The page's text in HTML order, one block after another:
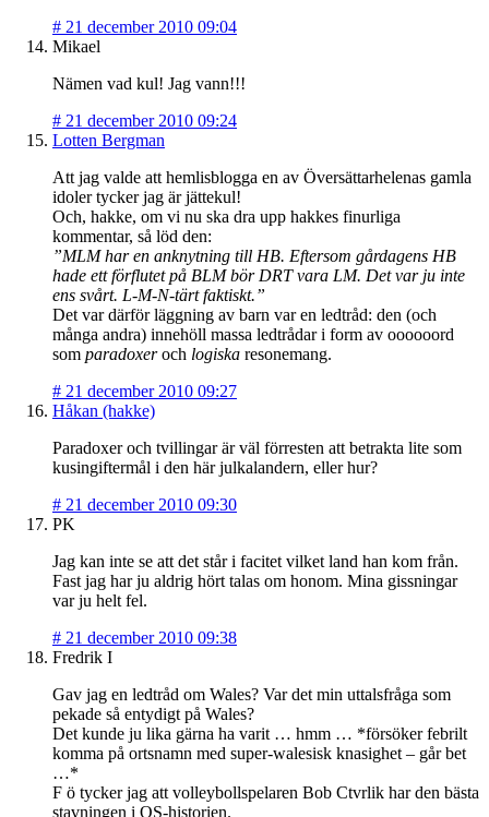
# 21 december 2010 09:04
Mikael
Nämen vad kul! Jag vann!!!
# 21 december 2010 09:24
Lotten Bergman
Att jag valde att hemlisblogga en av Översättarhelenas gamla
idoler tycker jag är jättekul!
Och, hakke, om vi nu ska dra upp hakkes finurliga
kommentar, så löd den:
”MLM har en anknytning till HB. Eftersom gårdagens HB
hade ett förflutet på BLM bör DRT vara LM. Det var ju inte
ens svårt. L-M-N-tärt faktiskt.”
Det var därför läggning av barn var en ledtråd: den (och
många andra) innehöll massa ledtrådar i form av oooooord
som paradoxeroch logiska resonemang.
# 21 december 2010 09:27
Håkan (hakke)
Paradoxer och tvillingar är väl förresten att betrakta lite som
kusingiftermål i den här julkalandern, eller hur?
# 21 december 2010 09:30
PK
Jag kan inte se att det står i facitet vilket land han kom från.
Fast jag har ju aldrig hört talas om honom. Mina gissningar
var ju helt fel.
# 21 december 2010 09:38
Fredrik I
Gav jag en ledtråd om Wales? Var det min uttalsfråga som
pekade så entydigt på Wales?
Det kunde ju lika gärna ha varit … hmm … *försöker febrilt
komma på ortsnamn med super-walesisk knasighet – går bet
…*
F ö tycker jag att volleybollspelaren Bob Ctvrlik har den bästa
stavningen i OS-historien.